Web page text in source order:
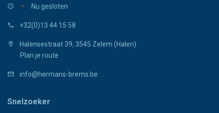
Nu gesloten
+32(0)13 44 15 58
Halensestraat 39, 3545 Zelem (Halen)
Plan je route
info@hermans-brems.be
Snelzoeker